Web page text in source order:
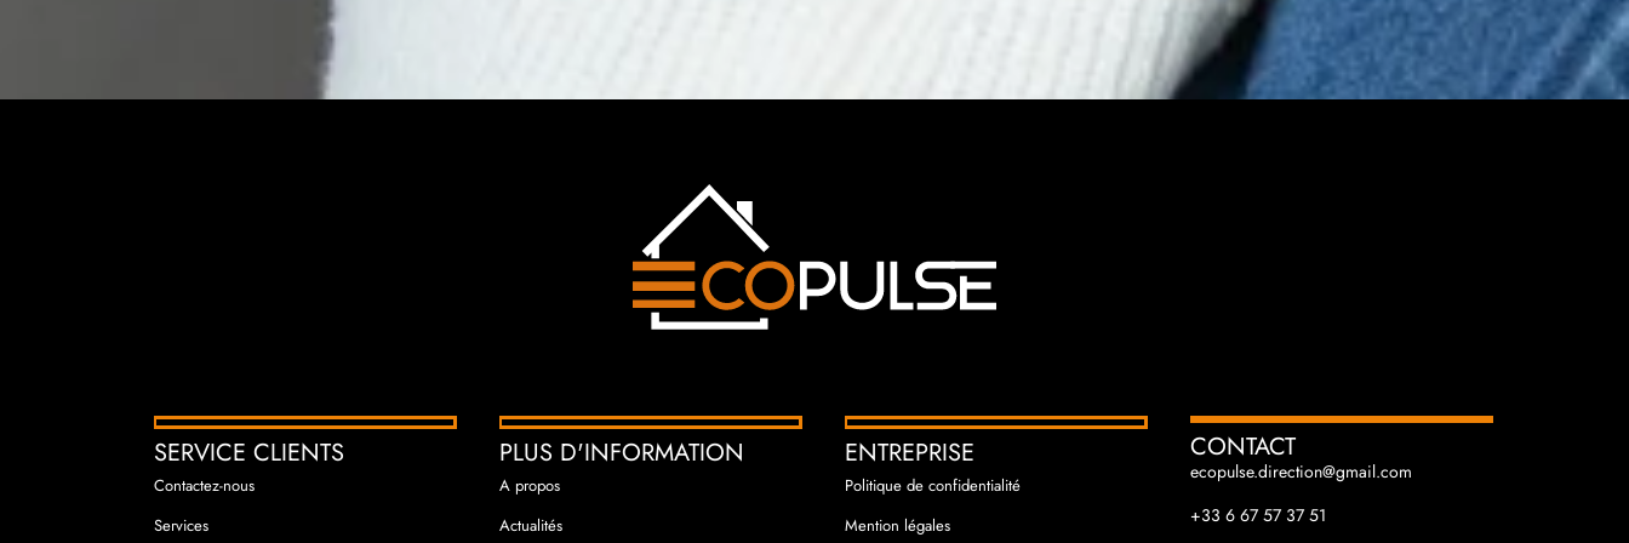
SERVICE CLIENTS
Contactez-nous
Services
PLUS D'INFORMATION
A propos
Actualités
ENTREPRISE
Politique de confidentialité
Mention légales
CONTACT
ecopulse.direction@gmail.com
+33 6 67 57 37 51